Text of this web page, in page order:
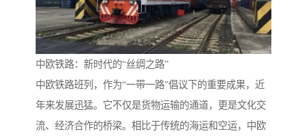
中欧铁路：新时代的“丝绸之路”
中欧铁路班列，作为“一带一路”倡议下的重要成果，近
年来发展迅猛。它不仅是货物运输的通道，更是文化交
流、经济合作的桥梁。相比于传统的海运和空运，中欧